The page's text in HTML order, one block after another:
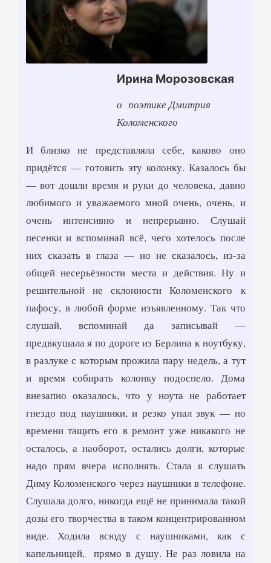
Ирина Морозовская
о поэтике Дмитрия
Коломенского
И близко не представляла себе, каково оно
придётся — готовить эту колонку. Казалось бы
— вот дошли время и руки до человека, давно
любимого и уважаемого мной очень, очень, и
очень интенсивно и непрерывно. Слушай
песенки и вспоминай всё, чего хотелось после
них сказать в глаза — но не сказалось, из-за
общей несерьёзности места и действия. Ну и
решительной не склонности Коломенского к
пафосу, в любой форме изъявленному. Так что
слушай, вспоминай да записывай —
предвкушала я по дороге из Берлина к ноутбуку,
в разлуке с которым прожила пару недель, а тут
и время собирать колонку подоспело. Дома
внезапно оказалось, что у ноута не работает
гнездо под наушники, и резко упал звук — но
времени тащить его в ремонт уже никакого не
осталось, а наоборот, остались долги, которые
надо прям вчера исполнять. Стала я слушать
Диму Коломенского через наушники в телефоне.
Слушала долго, никогда ещё не принимала такой
дозы его творчества в таком концентрированном
виде. Ходила всюду с наушниками, как с
капельницей, прямо в душу. Не раз ловила на